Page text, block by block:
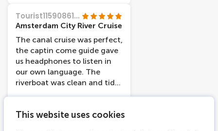
This website uses cookies
musée de la ville etc Très
bien pour découvrir une 1er
fois en famille en amies en
couple cette croisière et très
bien adapter
Tourist11590861736
Amsterdam City River Cruise
The canal cruise was perfect,
the captin come guide gave
us headphones to listen in
our own language. The
riverboat was clean and tidy,
some beautiful pictures!! A
Nov 19, 2024